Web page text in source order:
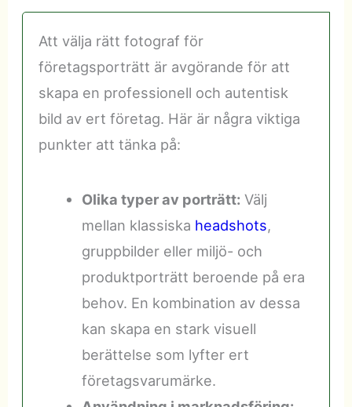
Att välja rätt fotograf för
företagsporträtt är avgörande för att
skapa en professionell och autentisk
bild av ert företag. Här är några viktiga
punkter att tänka på:
Olika typer av porträtt: Välj
mellan klassiska headshots,
gruppbilder eller miljö- och
produktporträtt beroende på era
behov. En kombination av dessa
kan skapa en stark visuell
berättelse som lyfter ert
företagsvarumärke.